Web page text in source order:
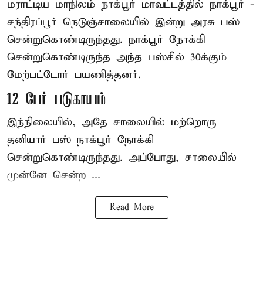
மராட்டிய மாநிலம் நாக்பூர் மாவட்டத்தில் நாக்பூர் -
சந்திரப்பூர் நெடுஞ்சாலையில் இன்று அரசு பஸ்
சென்றுகொண்டிருந்தது. நாக்பூர் நோக்கி
சென்றுகொண்டிருந்த அந்த பஸ்சில் 30க்கும்
மேற்பட்டோர் பயணித்தனர்.
12 பேர் படுகாயம்
இந்நிலையில், அதே சாலையில் மற்றொரு
தனியார் பஸ் நாக்பூர் நோக்கி
சென்றுகொண்டிருந்தது. அப்போது, சாலையில்
முன்னே சென்ற ...
Read More